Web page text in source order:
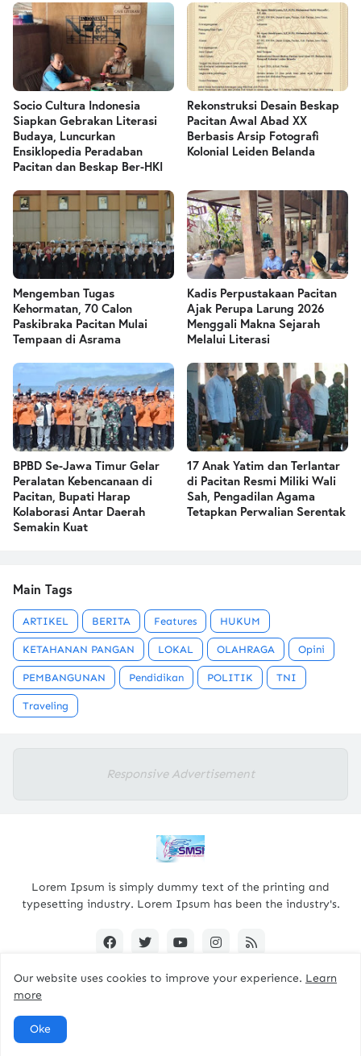
Socio Cultura Indonesia
Siapkan Gebrakan Literasi
Budaya, Luncurkan
Ensiklopedia Peradaban
Pacitan dan Beskap Ber-HKI
Rekonstruksi Desain Beskap
Pacitan Awal Abad XX
Berbasis Arsip Fotografi
Kolonial Leiden Belanda
Mengemban Tugas
Kehormatan, 70 Calon
Paskibraka Pacitan Mulai
Tempaan di Asrama
Kadis Perpustakaan Pacitan
Ajak Perupa Larung 2026
Menggali Makna Sejarah
Melalui Literasi
BPBD Se-Jawa Timur Gelar
Peralatan Kebencanaan di
Pacitan, Bupati Harap
Kolaborasi Antar Daerah
Semakin Kuat
17 Anak Yatim dan Terlantar
di Pacitan Resmi Miliki Wali
Sah, Pengadilan Agama
Tetapkan Perwalian Serentak
Main Tags
ARTIKEL BERITA Features HUKUM
KETAHANAN PANGAN LOKAL OLAHRAGA Opini
PEMBANGUNAN Pendidikan POLITIK TNI
Traveling
Responsive Advertisement
Lorem Ipsum is simply dummy text of the printing and
typesetting industry. Lorem Ipsum has been the industry's.
Our website uses cookies to improve your experience. Learn
more
Oke